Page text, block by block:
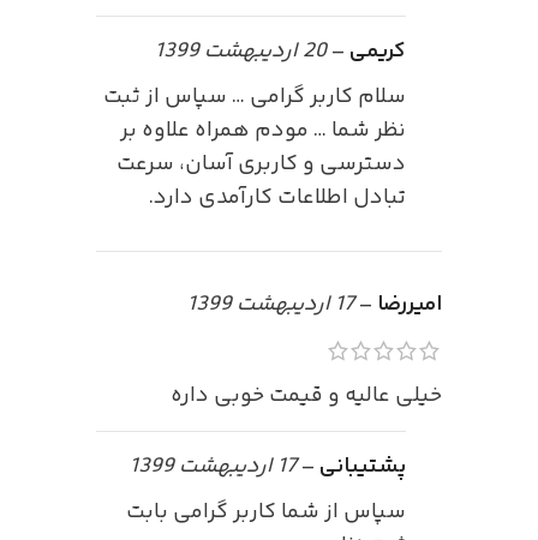
کریمی –20 اردیبهشت 1399
سلام کاربر گرامی … سپاس از ثبت
نظر شما … مودم همراه علاوه بر
دسترسی و کاربری آسان، سرعت
تبادل اطلاعات کارآمدی دارد.
امیررضا –17 اردیبهشت 1399
خیلی عالیه و قیمت خوبی داره
پشتیبانی –17 اردیبهشت 1399
سپاس از شما کاربر گرامی بابت